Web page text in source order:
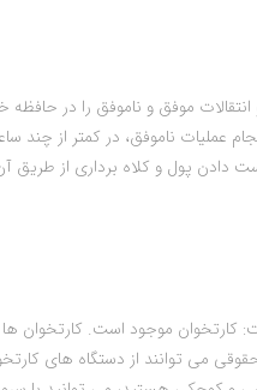
موفق و ناموفق را در
عملیات ناموفق، در کمتر از چند
دادن پول و کلاه برداری از طریق
کارتخوان موجود است. کارتخوان
می توانند از دستگاه های